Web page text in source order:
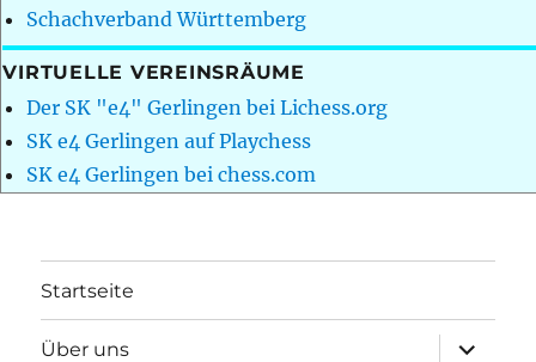
Schachverband Württemberg
VIRTUELLE VEREINSRÄUME
Der SK "e4" Gerlingen bei Lichess.org
SK e4 Gerlingen auf Playchess
SK e4 Gerlingen bei chess.com
Startseite
Über uns